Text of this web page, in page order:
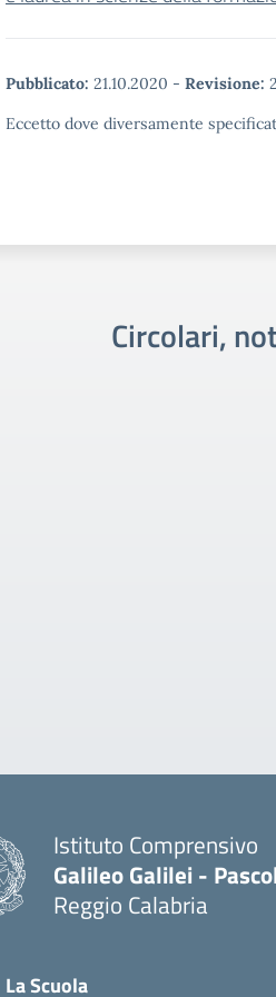
Pubblicato: 21.10.2020 - Revisione:
Eccetto dove diversamente
Circolari,
Istituto Comprensivo
Galileo Galilei -
Reggio Calabria
La Scuola